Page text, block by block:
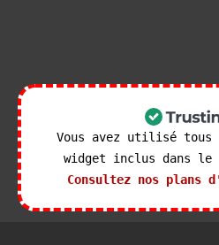
Vous avez utilisé tous
widget inclus dans
Consultez nos plans